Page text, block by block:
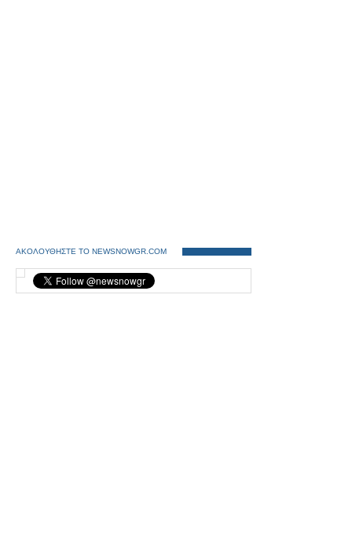
ΑΚΟΛΟΥΘΗΣΤΕ ΤΟ NEWSNOWGR.COM